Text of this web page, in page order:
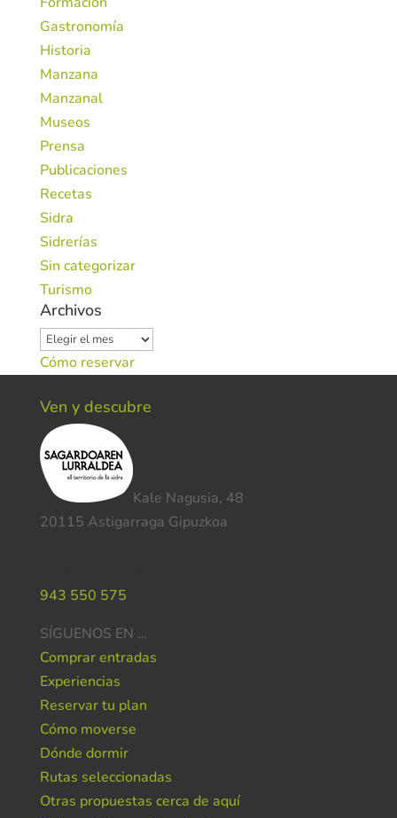
Gastronomía
Historia
Manzana
Manzanal
Museos
Prensa
Publicaciones
Recetas
Sidra
Sidrerías
Sin categorizar
Turismo
Archivos
Archivos
Cómo reservar
Ven y descubre
Kale Nagusia, 48
20115 Astigarraga Gipuzkoa
943 550 575
SÍGUENOS EN …
Comprar entradas
Experiencias
Reservar tu plan
Cómo moverse
Dónde dormir
Rutas seleccionadas
Otras propuestas cerca de aquí